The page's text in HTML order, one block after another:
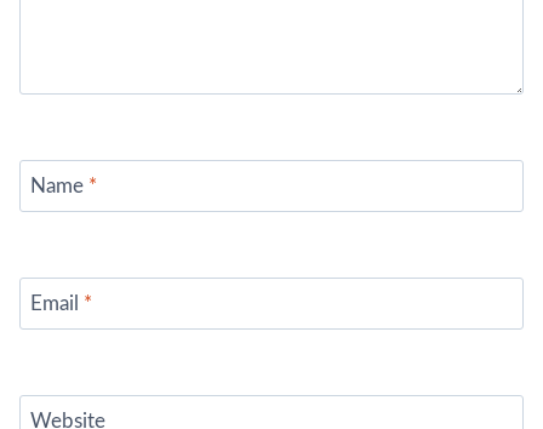
Name *
Email *
Website